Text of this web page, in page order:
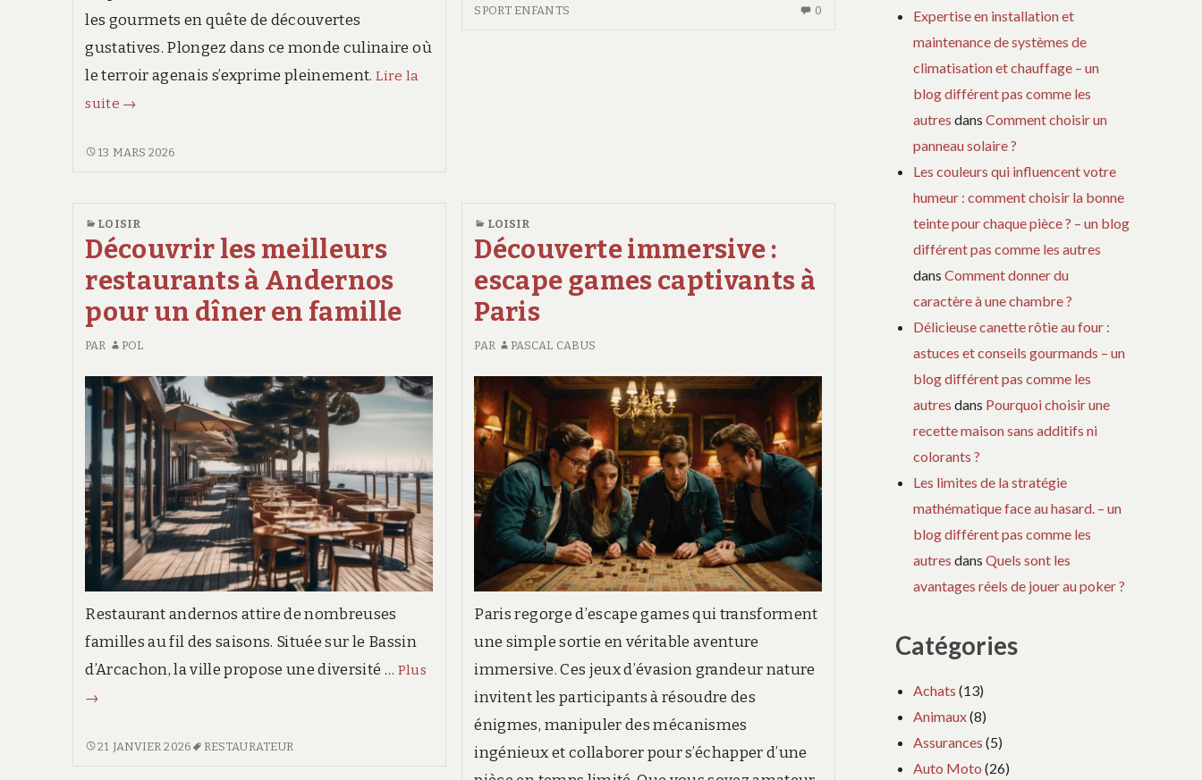
les gourmets en quête de découvertes
gustatives. Plongez dans ce monde culinaire où
le terroir agenais s’exprime pleinement.Lire la
suite Découverte
meilleures
Agen
→
DÉCOUVERTE
AGEN
13 MARS 2026
enfants
LA
ENFANTS
SPORT ENFANTS
0
LOISIR
Découvrir les meilleurs
restaurants à Andernos
pour un dîner en famille
PAR POL
Restaurant andernos attire de nombreuses
familles au fil des saisons. Située sur le Bassin
d’Arcachon, la ville propose une diversité … PlusDécouvrir
meilleurs
restaurants
→
DÉCOUVRIR
21 JANVIER 2026 RESTAURATEUR
LOISIR
Découverte immersive :
escape games captivants à
Paris
PAR PASCAL CABUS
Paris regorge d’escape games qui transforment
une simple sortie en véritable aventure
immersive. Ces jeux d’évasion grandeur nature
invitent les participants à résoudre des
énigmes, manipuler des mécanismes
ingénieux et collaborer pour s’échapper d’une
Expertise en installation et
maintenance de systèmes de
climatisation et chauffage – un
blog différent pas comme les
autres dansComment choisir un
panneau solaire ?
Les couleurs qui influencent votre
humeur : comment choisir la bonne
teinte pour chaque pièce ? – un blog
différent pas comme les autres
dansComment donner du
caractère à une chambre ?
Délicieuse canette rôtie au four :
astuces et conseils gourmands – un
blog différent pas comme les
autres dans Pourquoi choisir une
recette maison sans additifs ni
colorants ?
Les limites de la stratégie
mathématique face au hasard. – un
blog différent pas comme les
autres dansQuels sont les
avantages réels de jouer au poker ?
Catégories
Achats (13)
Animaux(8)
Assurances (5)
Auto Moto (26)